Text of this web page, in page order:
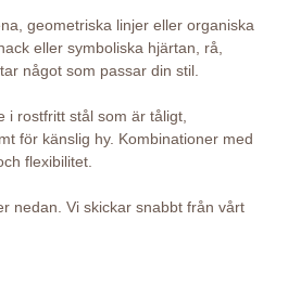
geometriska linjer eller organiska
eller symboliska hjärtan, rå,
något som passar din stil.
i rostfritt stål som är tåligt,
för känslig hy. Kombinationer med
flexibilitet.
nedan. Vi skickar snabbt från vårt